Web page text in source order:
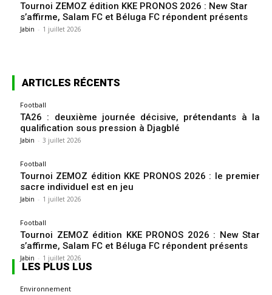
Tournoi ZEMOZ édition KKE PRONOS 2026 : New Star
s’affirme, Salam FC et Béluga FC répondent présents
Jabin - 1 juillet 2026
ARTICLES RÉCENTS
Football
TA26 : deuxième journée décisive, prétendants à la
qualification sous pression à Djagblé
Jabin - 3 juillet 2026
Football
Tournoi ZEMOZ édition KKE PRONOS 2026 : le premier
sacre individuel est en jeu
Jabin - 1 juillet 2026
Football
Tournoi ZEMOZ édition KKE PRONOS 2026 : New Star
s’affirme, Salam FC et Béluga FC répondent présents
Jabin - 1 juillet 2026
LES PLUS LUS
Environnement